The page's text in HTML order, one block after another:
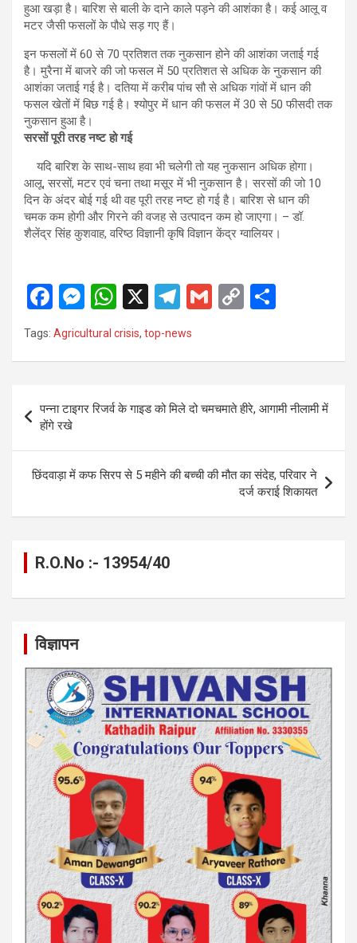
हुआ खड़ा है। बारिश से बाली के दाने काले पड़ने की आशंका है। कई आलू व
मटर जैसी फसलों के पौधे सड़ गए हैं।
इन फसलों में 60 से 70 प्रतिशत तक नुकसान होने की आशंका जताई गई
है। मुरैना में बाजरे की जो फसल में 50 प्रतिशत से अधिक के नुकसान की
आशंका जताई गई है। दतिया में करीब पांच सौ से अधिक गांवों में धान की
फसल खेतों में बिछ गई है। श्योपुर में धान की फसल में 30 से 50 फीसदी तक
नुकसान हुआ है।
सरसों पूरी तरह नष्ट हो गई
यदि बारिश के साथ-साथ हवा भी चलेगी तो यह नुकसान अधिक होगा।
आलू, सरसों, मटर एवं चना तथा मसूर में भी नुकसान है। सरसों की जो 10
दिन के अंदर बोई गई थी वह पूरी तरह नष्ट हो गई है। बारिश से धान की
चमक कम होगी और गिरने की वजह से उत्पादन कम हो जाएगा। – डॉ.
शैलेंद्र सिंह कुशवाह, वरिष्ठ विज्ञानी कृषि विज्ञान केंद्र ग्वालियर।
F
a
ce
o
o
k
M
es
se
g
W
h
at
A
p
X
T
e
a
m
G
C
n
k
Tags: Agricultural crisis, top-news
navigation
पन्ना टाइगर रिजर्व के गाइड को मिले दो चमचमाते हीरे, आगामी नीलामी में
होंगे रखे
छिंदवाड़ा में कफ सिरप से 5 महीने की बच्ची की मौत का संदेह, परिवार ने
दर्ज कराई शिकायत
R.O.No :- 13954/40
विज्ञापन